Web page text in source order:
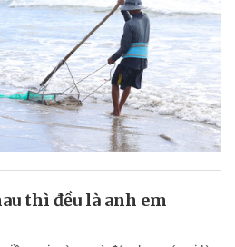
thì đều là anh em